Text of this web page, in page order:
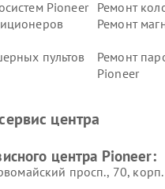
Pioneer
Ремонт
Ремонт
пультов
Ремонт
Pioneer
центра
центра Pioneer:
просп., 70, корп.